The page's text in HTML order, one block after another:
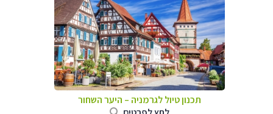
תכנון טיול לגרמניה – היער השחור